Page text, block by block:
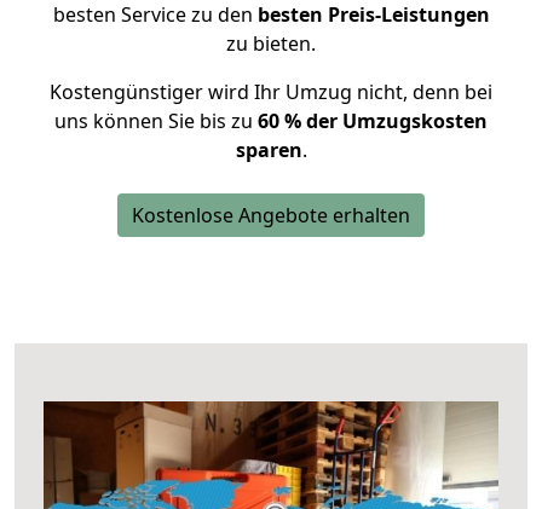
besten Service zu den besten Preis-Leistungen
zu bieten.
Kostengünstiger wird Ihr Umzug nicht, denn bei
uns können Sie bis zu 60 % der Umzugskosten
sparen.
Kostenlose Angebote erhalten